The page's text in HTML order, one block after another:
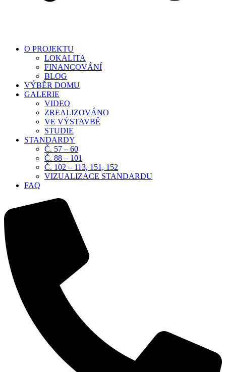
O PROJEKTU
LOKALITA
FINANCOVÁNÍ
BLOG
VÝBĚR DOMU
GALERIE
VIDEO
ZREALIZOVÁNO
VE VÝSTAVBĚ
STUDIE
STANDARDY
Č. 57 – 60
Č. 88 – 101
Č. 102 – 113, 151, 152
VIZUALIZACE STANDARDU
FAQ